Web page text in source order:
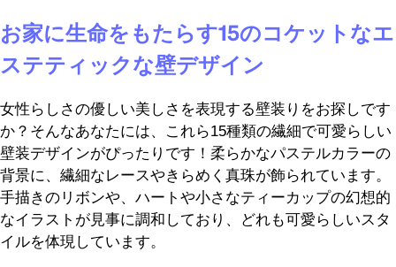
お家に生命をもたらす15のコケットなエ
ステティックな壁デザイン
女性らしさの優しい美しさを表現する壁装りをお探しです
か？そんなあなたには、これら15種類の繊細で可愛らしい
壁装デザインがぴったりです！柔らかなパステルカラーの
背景に、繊細なレースやきらめく真珠が飾られています。
手描きのリボンや、ハートや小さなティーカップの幻想的
なイラストが見事に調和しており、どれも可愛らしいスタ
イルを体現しています。